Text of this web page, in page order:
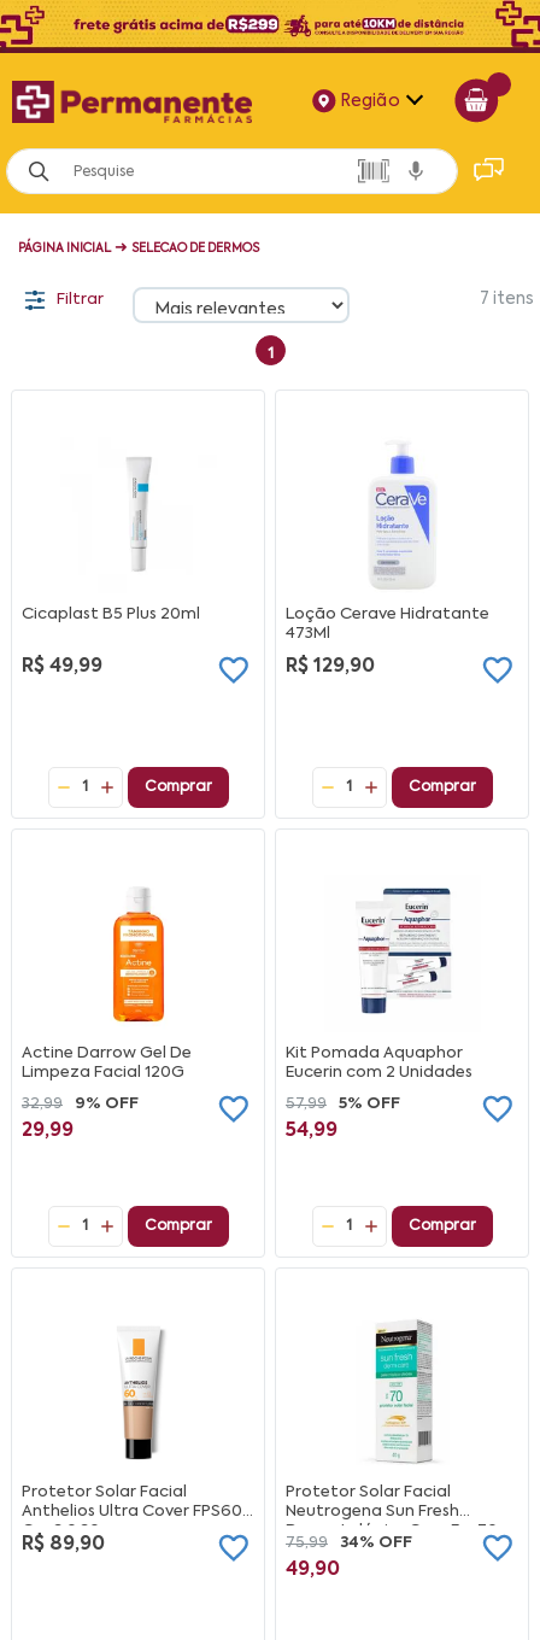
Região
Alagoas
Bahia
PÁGINA INICIAL ➜ SELECAO DE DERMOS
Filtrar 7 itens
1
Cicaplast B5 Plus 20ml
R$ 49,99
1 Comprar
Loção Cerave Hidratante
473Ml
R$ 129,90
1 Comprar
Actine Darrow Gel De
Limpeza Facial 120G
32,99
9% OFF
29,99
1 Comprar
Kit Pomada Aquaphor
Eucerin com 2 Unidades
57,99
5% OFF
54,99
1 Comprar
Protetor Solar Facial
Anthelios Ultra Cover FPS60
Cor 3.0 30g
R$ 89,90
Protetor Solar Facial
Neutrogena Sun Fresh
DermatológicoCare Fps70
40G
75,99 34% OFF
49,90